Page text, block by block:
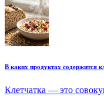
В каких продуктах содержится
Клетчатка — это